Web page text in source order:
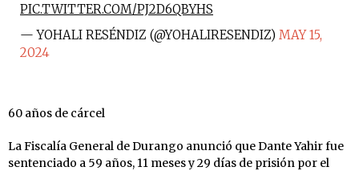
PIC.TWITTER.COM/PJ2D6QBYHS
— YOHALI RESÉNDIZ (@YOHALIRESENDIZ) MAY 15,
2024
60 años de cárcel
La Fiscalía General de Durango anunció que Dante Yahir fue
sentenciado a 59 años, 11 meses y 29 días de prisión por el